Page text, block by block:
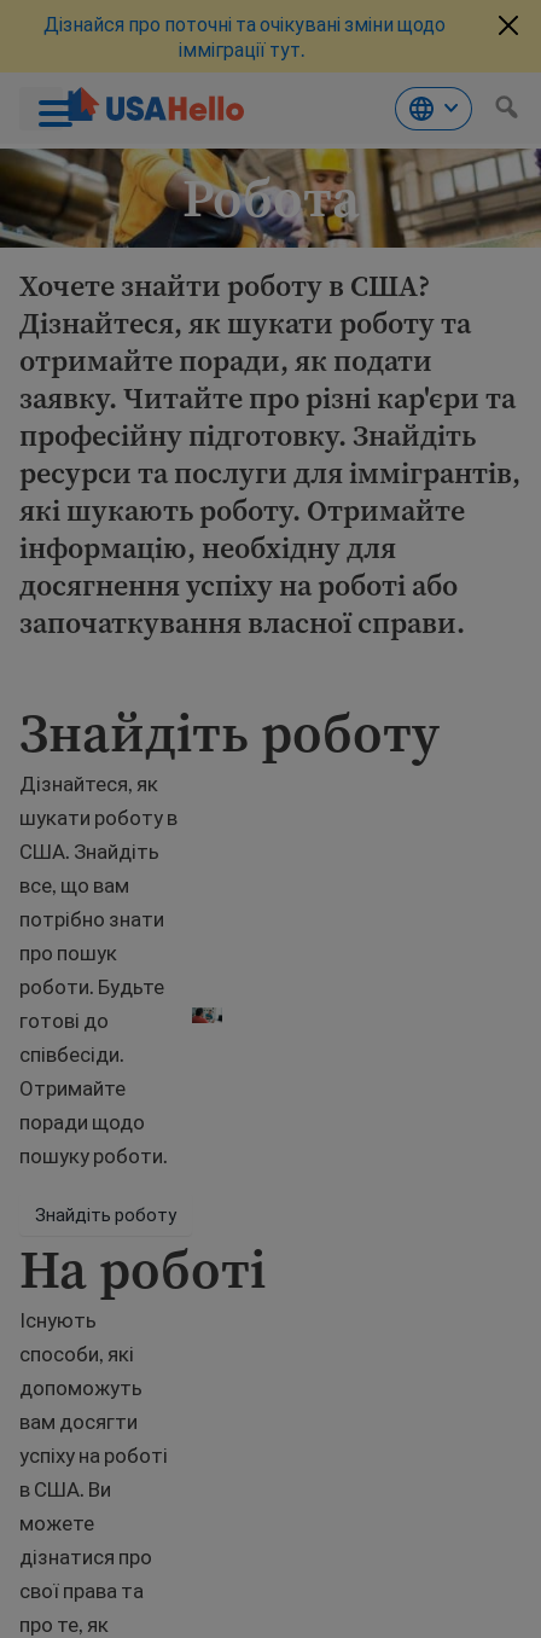
Перейти
до
змісту
Дізнайся про поточні та очікувані зміни щодо
імміграції тут.
Робота
Хочете знайти роботу в США?
Дізнайтеся, як шукати роботу та
отримайте поради, як подати
заявку. Читайте про різні кар'єри та
професійну підготовку. Знайдіть
ресурси та послуги для іммігрантів,
які шукають роботу. Отримайте
інформацію, необхідну для
досягнення успіху на роботі або
започаткування власної справи.
Знайдіть роботу
Дізнайтеся, як
шукати роботу в
США. Знайдіть
все, що вам
потрібно знати
про пошук
роботи. Будьте
готові до
співбесіди.
Отримайте
поради щодо
пошуку роботи.
Знайдіть роботу
На роботі
Існують
способи, які
допоможуть
вам досягти
успіху на роботі
в США. Ви
можете
дізнатися про
свої права та
про те, як